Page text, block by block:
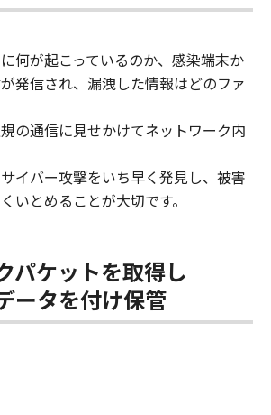
何が起こっているのか、感染端末か
発信され、漏洩した情報はどのファ
の通信に見せかけてネットワーク内
イバー攻撃をいち早く発見し、被害
いとめることが大切です。
パケットを取得し
ータを付け保管